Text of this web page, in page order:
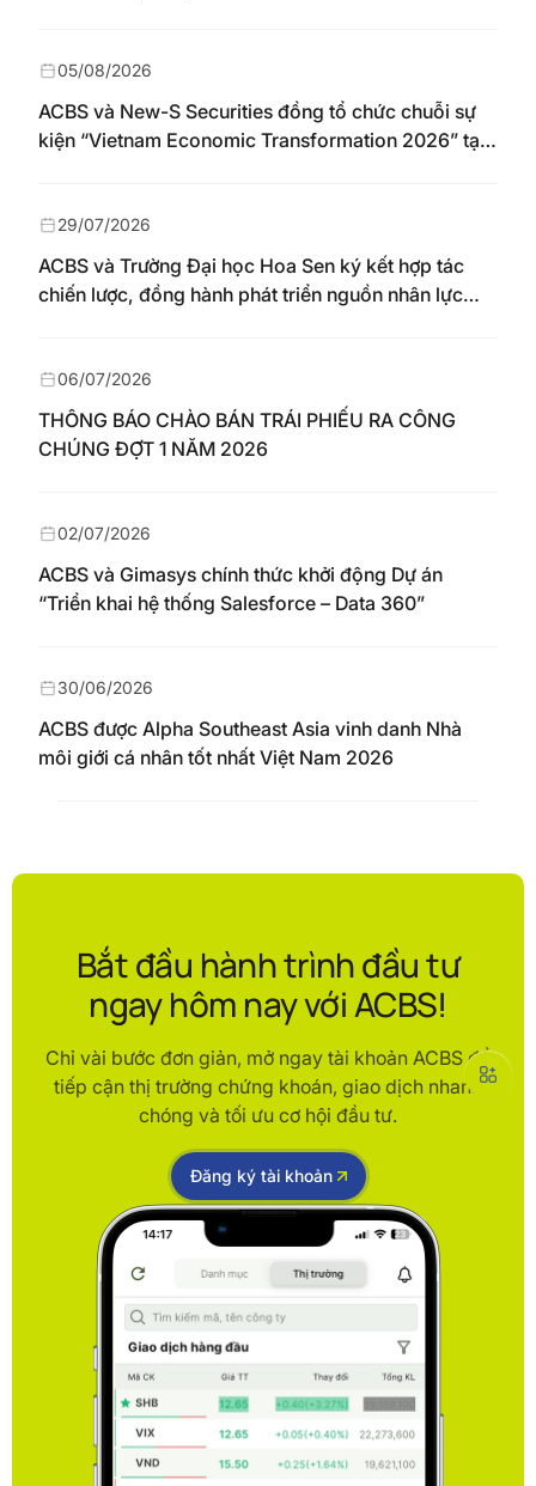
ACBS và New-S Securities đồng tổ chức chuỗi sự
kiện “Vietnam Economic Transformation 2026” tại
05/08/2026
ACBS và Trường Đại học Hoa Sen ký kết hợp tác
chiến lược, đồng hành phát triển nguồn nhân lực
29/07/2026
THÔNG BÁO CHÀO BÁN TRÁI PHIẾU RA CÔNG
CHÚNG ĐỢT 1 NĂM 2026
06/07/2026
ACBS và Gimasys chính thức khởi động Dự án
“Triển khai hệ thống Salesforce – Data 360”
02/07/2026
ACBS được Alpha Southeast Asia vinh danh Nhà
môi giới cá nhân tốt nhất Việt Nam 2026
30/06/2026
Bắt đầu hành trình đầu tư
ngay hôm nay với ACBS!
Chỉ vài bước đơn giản, mở ngay tài khoản ACBS để
tiếp cận thị trường chứng khoán, giao dịch nhanh
chóng và tối ưu cơ hội đầu tư.
Đăng ký tài khoản